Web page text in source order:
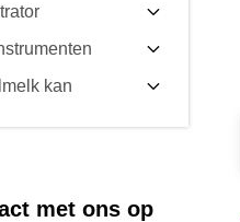
kan
met ons op